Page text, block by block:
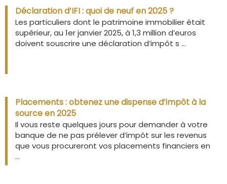
Déclaration d’IFI : quoi de neuf en 2025 ?
Les particuliers dont le patrimoine immobilier était
supérieur, au 1er janvier 2025, à 1,3 million d’euros
doivent souscrire une déclaration d’impôt s ...
Placements : obtenez une dispense d’impôt à la
source en 2025
Il vous reste quelques jours pour demander à votre
banque de ne pas prélever d’impôt sur les revenus
que vous procureront vos placements financiers en
...